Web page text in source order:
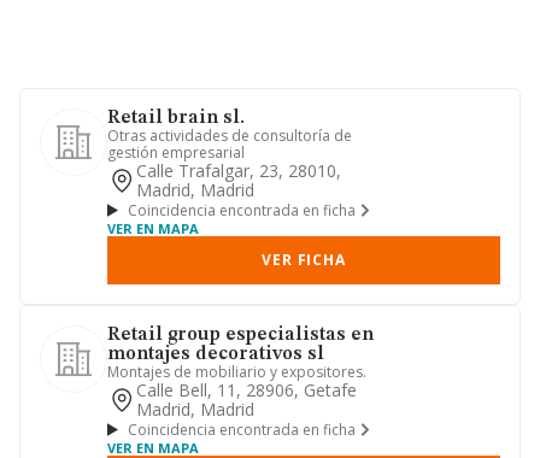
Retail brain sl.
Otras actividades de consultoría de
gestión empresarial
Calle Trafalgar, 23, 28010,
Madrid, Madrid
Coincidencia encontrada en ficha
VER EN MAPA
VER FICHA
Retail group especialistas en
montajes decorativos sl
Montajes de mobiliario y expositores.
Calle Bell, 11, 28906, Getafe
Madrid, Madrid
Coincidencia encontrada en ficha
VER EN MAPA